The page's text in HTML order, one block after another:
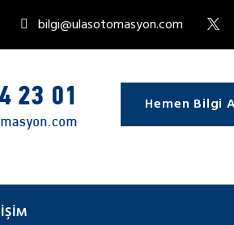
bilgi@ulasotomasyon.com
Hemen Bilgi